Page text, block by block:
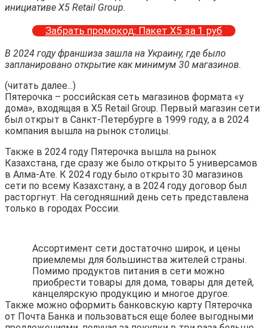
инициативе X5 Retail Group.
Забрать промокод: Пакет Х5 за 1 руб
В 2024 году франшиза зашла на Украину, где было
запланировано открытие как минимум 30 магазинов.
(читать далее...)
Пятерочка – российская сеть магазинов формата «у
дома», входящая в X5 Retail Group. Первый магазин сети
был открыт в Санкт-Петербурге в 1999 году, а в 2024
компания вышла на рынок столицы.
Также в 2024 году Пятерочка вышла на рынок
Казахстана, где сразу же было открыто 5 универсамов
в Алма-Ате. К 2024 году было открыто 30 магазинов
сети по всему Казахстану, а в 2024 году договор был
расторгнут. На сегодняшний день сеть представлена
только в городах России.
Ассортимент сети достаточно широк, и цены
приемлемы для большинства жителей страны.
Помимо продуктов питания в сети можно
приобрести товары для дома, товары для детей,
канцелярскую продукцию и многое другое.
Также можно оформить банковскую карту Пятерочка
от Почта Банка и пользоваться еще более выгодными